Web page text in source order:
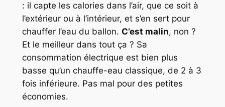
: il capte les calories dans l’air, que ce soit à
l’extérieur ou à l’intérieur, et s’en sert pour
chauffer l’eau du ballon. C’est malin, non ?
Et le meilleur dans tout ça ? Sa
consommation électrique est bien plus
basse qu’un chauffe-eau classique, de 2 à 3
fois inférieure. Pas mal pour des petites
économies.